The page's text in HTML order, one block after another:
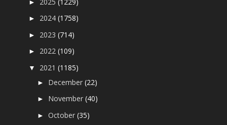
►
► 2024(1758)
► 2023(714)
► 2022(109)
▼ 2021(1185)
► December(22)
► November(40)
►October(35)